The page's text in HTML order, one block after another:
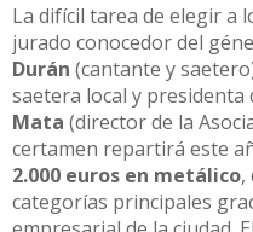
La difícil tarea de elegir a
jurado conocedor del
Durán (cantante y
saetera local y presidenta
Mata (director de la
certamen repartirá este
2.000 euros en metálico,
categorías principales